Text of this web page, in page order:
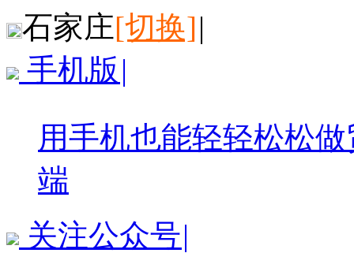
石家庄[切换]|
手机版 |
用手机也能轻轻松松
端
关注公众号|